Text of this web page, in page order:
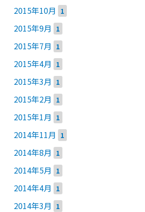
2015年10月 1
2015年9月 1
2015年7月 1
2015年4月 1
2015年3月 1
2015年2月 1
2015年1月 1
2014年11月 1
2014年8月 1
2014年5月 1
2014年4月 1
2014年3月 1